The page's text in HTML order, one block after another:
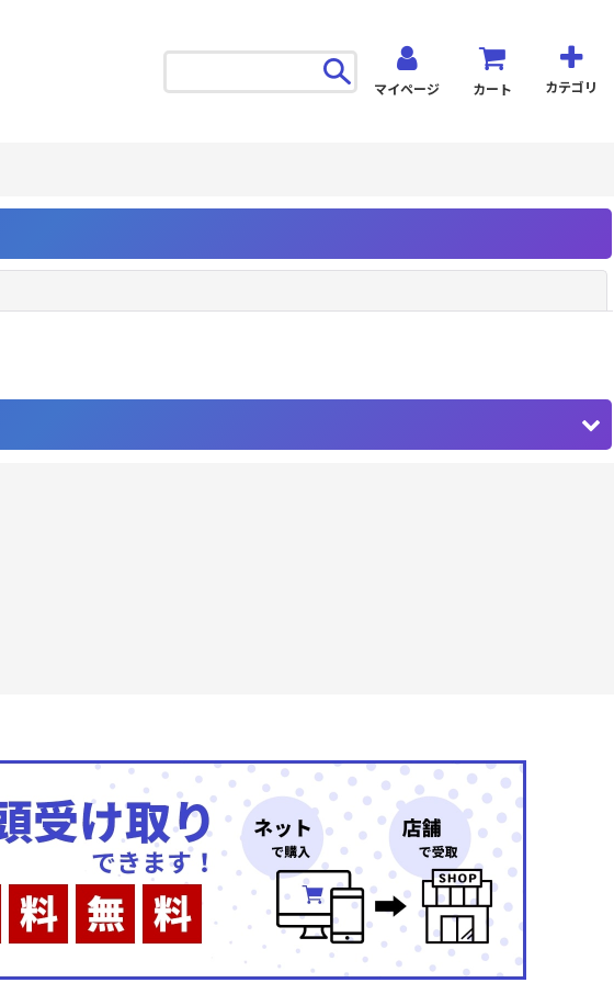
マイページ カート カテゴリ